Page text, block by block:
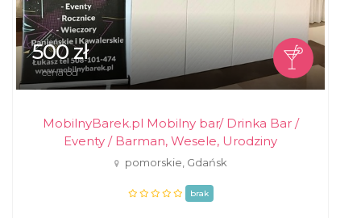
500 zł
cena od
MobilnyBarek.pl Mobilny bar/ Drinka Bar /
Eventy / Barman, Wesele, Urodziny
pomorskie, Gdańsk
brak